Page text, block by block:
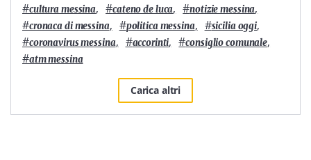
#cultura messina, #cateno de luca, #notizie messina,
#cronaca di messina, #politica messina, #sicilia oggi,
#coronavirus messina, #accorinti, #consiglio comunale,
#atm messina
Carica altri